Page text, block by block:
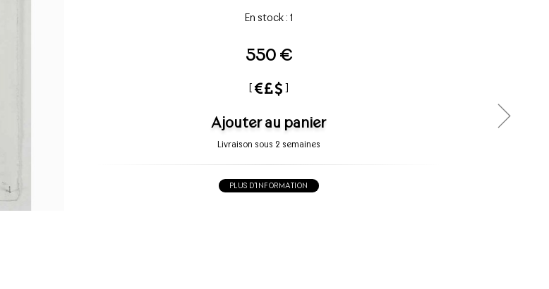
En stock : 1
550 €
[ ]
Ajouter au panier
Livraison sous 2 semaines
PLUS D'INFORMATION